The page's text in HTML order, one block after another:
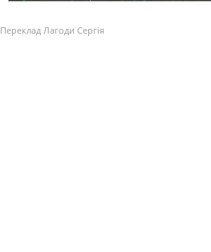
Переклад Лагоди Сергія